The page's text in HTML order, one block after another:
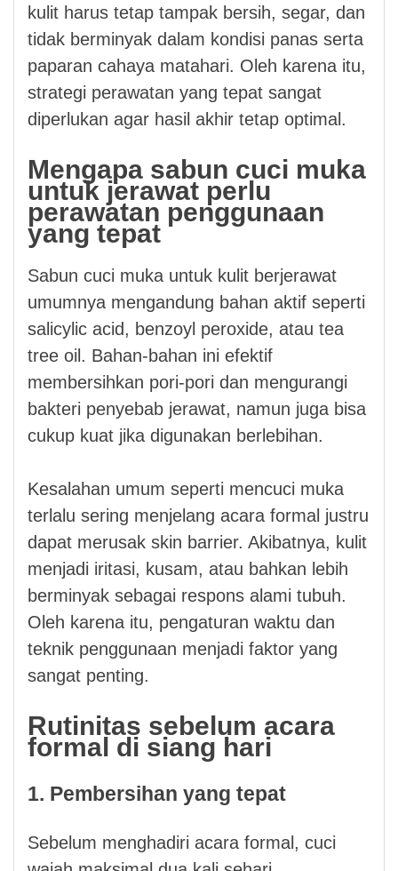
kulit harus tetap tampak bersih, segar, dan
tidak berminyak dalam kondisi panas serta
paparan cahaya matahari. Oleh karena itu,
strategi perawatan yang tepat sangat
diperlukan agar hasil akhir tetap optimal.
Mengapa sabun cuci muka
untuk jerawat perlu
perawatan penggunaan
yang tepat
Sabun cuci muka untuk kulit berjerawat
umumnya mengandung bahan aktif seperti
salicylic acid, benzoyl peroxide, atau tea
tree oil. Bahan-bahan ini efektif
membersihkan pori-pori dan mengurangi
bakteri penyebab jerawat, namun juga bisa
cukup kuat jika digunakan berlebihan.
Kesalahan umum seperti mencuci muka
terlalu sering menjelang acara formal justru
dapat merusak skin barrier. Akibatnya, kulit
menjadi iritasi, kusam, atau bahkan lebih
berminyak sebagai respons alami tubuh.
Oleh karena itu, pengaturan waktu dan
teknik penggunaan menjadi faktor yang
sangat penting.
Rutinitas sebelum acara
formal di siang hari
1. Pembersihan yang tepat
Sebelum menghadiri acara formal, cuci